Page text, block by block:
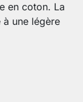
en coton. La
une légère